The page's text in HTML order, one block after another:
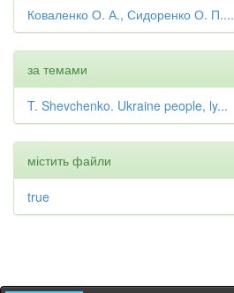
Коваленко О. А., Сидоренко О. П....
за темами
T. Shevchenko. Ukraine people, ly...
містить файли
true